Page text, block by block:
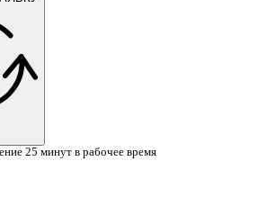
25 минут в рабочее время